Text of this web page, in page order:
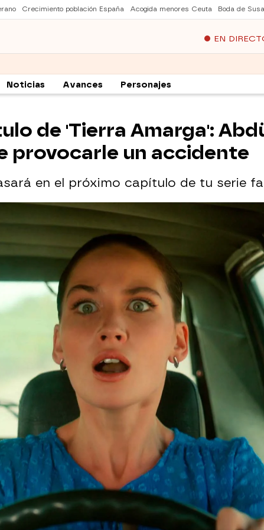
Crecimiento población España Acogida menores Ceuta Boda de
EN
Noticias Avances Personajes
de 'Tierra Amarga':
provocarle un accidente
en el próximo capítulo de tu serie
WhatsappFacebook
X
Tierra Amarga
hemos visto cómo
Abdülkadir que está enamorado de
de los reproches de su socio, y
fuera por él seguiría en la calle
contrabandista. ¡Está cansado de
esta bronca su socio?